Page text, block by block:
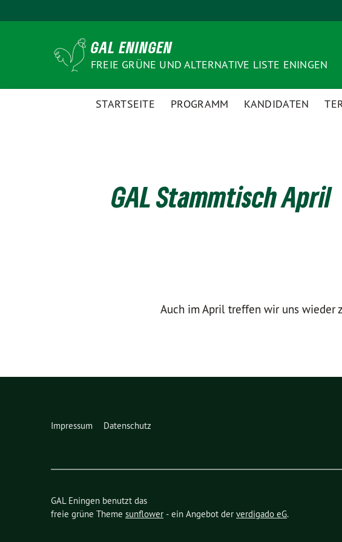
zum
GAL ENINGEN
FREIE GRÜNE UND ALTERNATIVE LISTE ENINGEN
STARTSEITE PROGRAMM KANDIDATEN
GAL Stammtisch April
Auch im April treffen wir uns wieder
Impressum Datenschutz
GAL Eningen benutzt das
freie grüne Theme sunflower ‐ ein Angebot der verdigado eG.